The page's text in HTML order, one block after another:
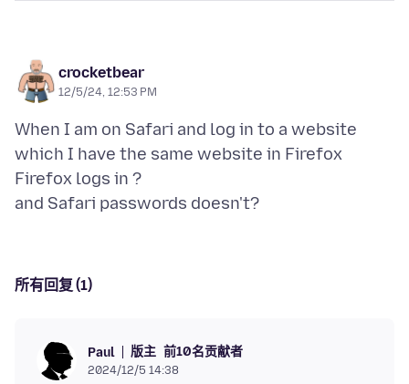
crocketbear
12/5/24, 12:53 PM
When I am on Safari and log in to a website
which I have the same website in Firefox
Firefox logs in ?
所有回复 (1)
Paul 版主 前10名贡献者
2024/12/5 14:38